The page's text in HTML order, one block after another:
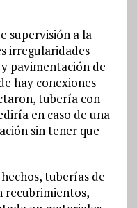
supervisión a la
irregularidades
pavimentación de
hay conexiones
tubería con
en caso de una
sin tener que
tuberías de
recubrimientos,